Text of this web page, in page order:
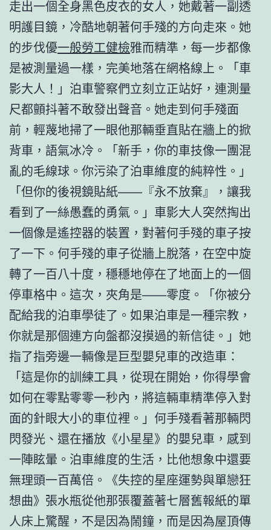
走出一個全身黑色皮衣的女人，她戴著一副透
明護目鏡，冷酷地朝著何手殘的方向走來。她
的步伐優一般勞工健檢雅而精準，每一步都像
是被測量過一樣，完美地落在網格線上。「車
影大人！」泊車警察們立刻立正站好，連測量
尺都顫抖著不敢發出聲音。她走到何手殘面
前，輕蔑地掃了一眼他那輛垂直貼在牆上的掀
背車，語氣冰冷。「新手，你的車技像一團混
亂的毛線球。你污染了泊車維度的純粹性。」
「但你的後視鏡貼紙——『永不放棄』，讓我
看到了一絲愚蠢的勇氣。」車影大人突然掏出
一個像是遙控器的裝置，對著何手殘的車子按
了一下。何手殘的車子從牆上脫落，在空中旋
轉了一百八十度，穩穩地停在了地面上的一個
停車格中。這次，夾角是——零度。「你被分
配給我的泊車學徒了。如果泊車是一種宗教，
你就是那個連方向盤都沒摸過的新信徒。」她
指了指旁邊一輛像是巨型嬰兒車的改造車：
「這是你的訓練工具，從現在開始，你得學會
如何在零點零零一秒內，將這輛車精準停入對
面的針眼大小的車位裡。」何手殘看著那輛閃
閃發光、還在播放《小星星》的嬰兒車，感到
一陣眩暈。泊車維度的生活，比他想象中還要
無理頭一百萬倍。《失控的星座運勢與單戀狂
想曲》張水瓶從他那張覆蓋著七層舊報紙的單
人床上驚醒，不是因為鬧鐘，而是因為屋頂傳